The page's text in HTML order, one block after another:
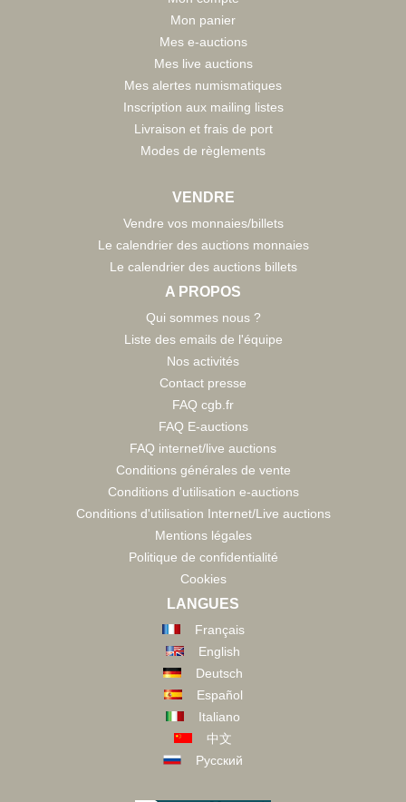
Mon panier
Mes e-auctions
Mes live auctions
Mes alertes numismatiques
Inscription aux mailing listes
Livraison et frais de port
Modes de règlements
VENDRE
Vendre vos monnaies/billets
Le calendrier des auctions monnaies
Le calendrier des auctions billets
A PROPOS
Qui sommes nous ?
Liste des emails de l'équipe
Nos activités
Contact presse
FAQ cgb.fr
FAQ E-auctions
FAQ internet/live auctions
Conditions générales de vente
Conditions d'utilisation e-auctions
Conditions d'utilisation Internet/Live auctions
Mentions légales
Politique de confidentialité
Cookies
LANGUES
Français
English
Deutsch
Español
Italiano
中文
Русский